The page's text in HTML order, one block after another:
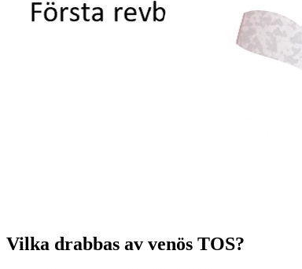
Vilka drabbas av venös TOS?